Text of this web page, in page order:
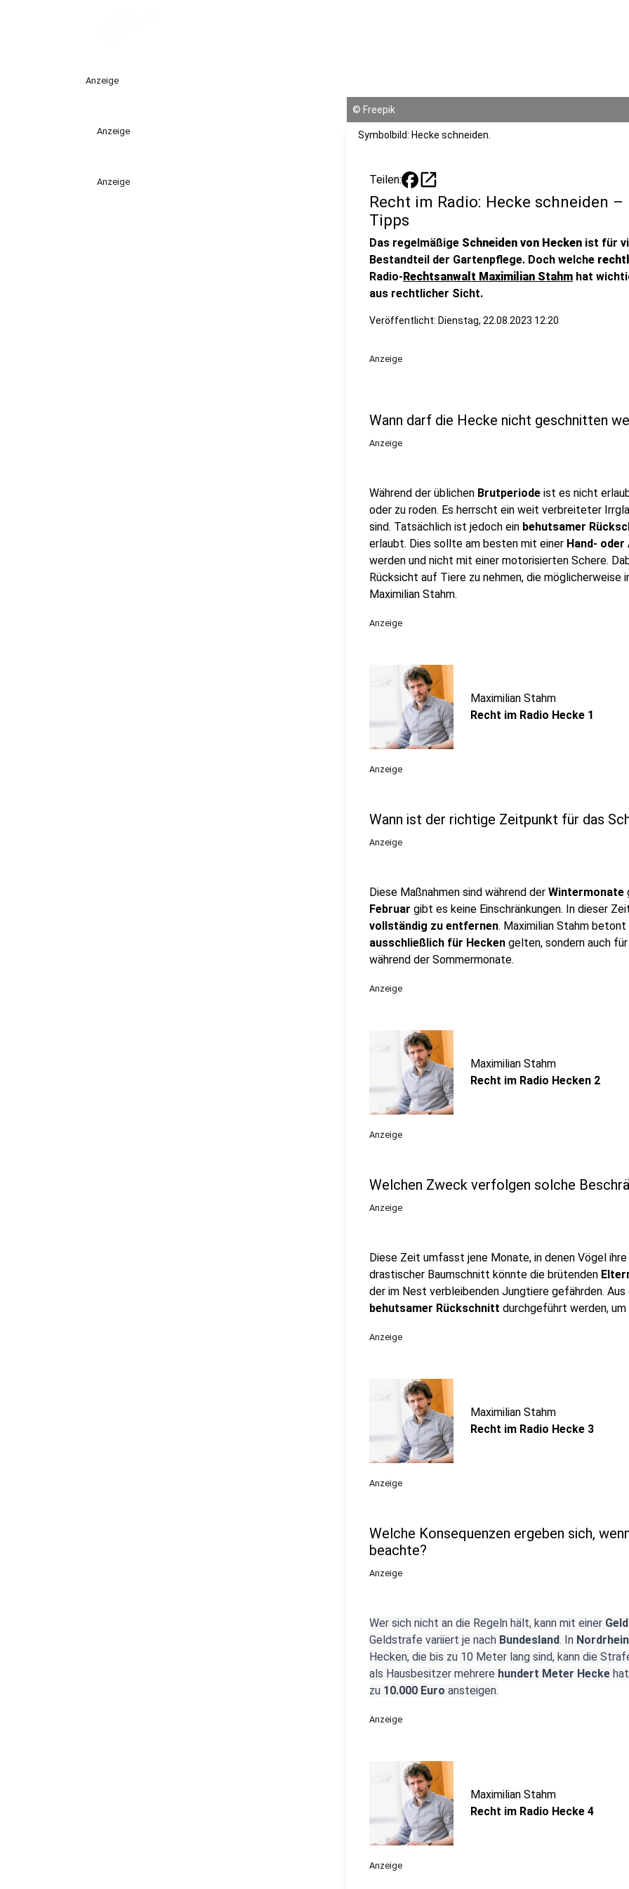
Anzeige
Anzeige
Anzeige
© Freepik
Symbolbild: Hecke schneiden.
Teilen: open_in_new
Recht im Radio: Hecke schneiden
Tipps
Das regelmäßige Schneiden von Hecken ist für
Bestandteil der Gartenpflege. Doch welche
Radio-Rechtsanwalt Maximilian Stahm hat
aus rechtlicher Sicht.
Veröffentlicht: Dienstag, 22.08.2023 12:20
Anzeige
Wann darf die Hecke nicht geschnitten
Anzeige
Während der üblichen Brutperiode ist es nicht
oder zu roden. Es herrscht ein weit verbreiteter
sind. Tatsächlich ist jedoch ein behutsamer
erlaubt. Dies sollte am besten mit einer Hand-
werden und nicht mit einer motorisierten Schere.
Rücksicht auf Tiere zu nehmen, die
Maximilian Stahm.
Anzeige
Maximilian Stahm
Recht im Radio Hecke 1
Anzeige
Wann ist der richtige Zeitpunkt für das
Anzeige
Diese Maßnahmen sind während der Wintermonate
Februar gibt es keine Einschränkungen. In dieser
vollständig zu entfernen. Maximilian Stahm
ausschließlich für Hecken gelten, sondern auch
während der Sommermonate.
Anzeige
Maximilian Stahm
Recht im Radio Hecken 2
Anzeige
Welchen Zweck verfolgen solche
Anzeige
Diese Zeit umfasst jene Monate, in denen Vögel ihre
drastischer Baumschnitt könnte die brütenden
der im Nest verbleibenden Jungtiere gefährden.
behutsamer Rückschnitt durchgeführt werden, um
Anzeige
Maximilian Stahm
Recht im Radio Hecke 3
Anzeige
Welche Konsequenzen ergeben sich,
beachte?
Anzeige
Wer sich nicht an die Regeln hält, kann mit einer
Geldstrafe variiert je nach Bundesland. In
Hecken, die bis zu 10 Meter lang sind, kann die
als Hausbesitzer mehrere hundert Meter Hecke
zu 10.000 Euro ansteigen.
Anzeige
Maximilian Stahm
Recht im Radio Hecke 4
Anzeige